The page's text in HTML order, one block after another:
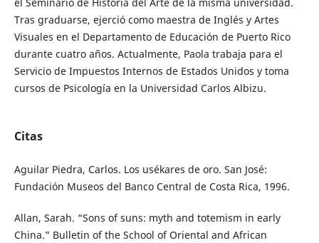
Tras graduarse, ejerció como maestra de Inglés y Artes
Visuales en el Departamento de Educación de Puerto Rico
durante cuatro años. Actualmente, Paola trabaja para el
Servicio de Impuestos Internos de Estados Unidos y toma
cursos de Psicología en la Universidad Carlos Albizu.
Citas
Aguilar Piedra, Carlos. Los usékares de oro. San José:
Fundación Museos del Banco Central de Costa Rica, 1996.
Allan, Sarah. “Sons of suns: myth and totemism in early
China.” Bulletin of the School of Oriental and African